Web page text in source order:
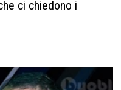
ci chiedono i